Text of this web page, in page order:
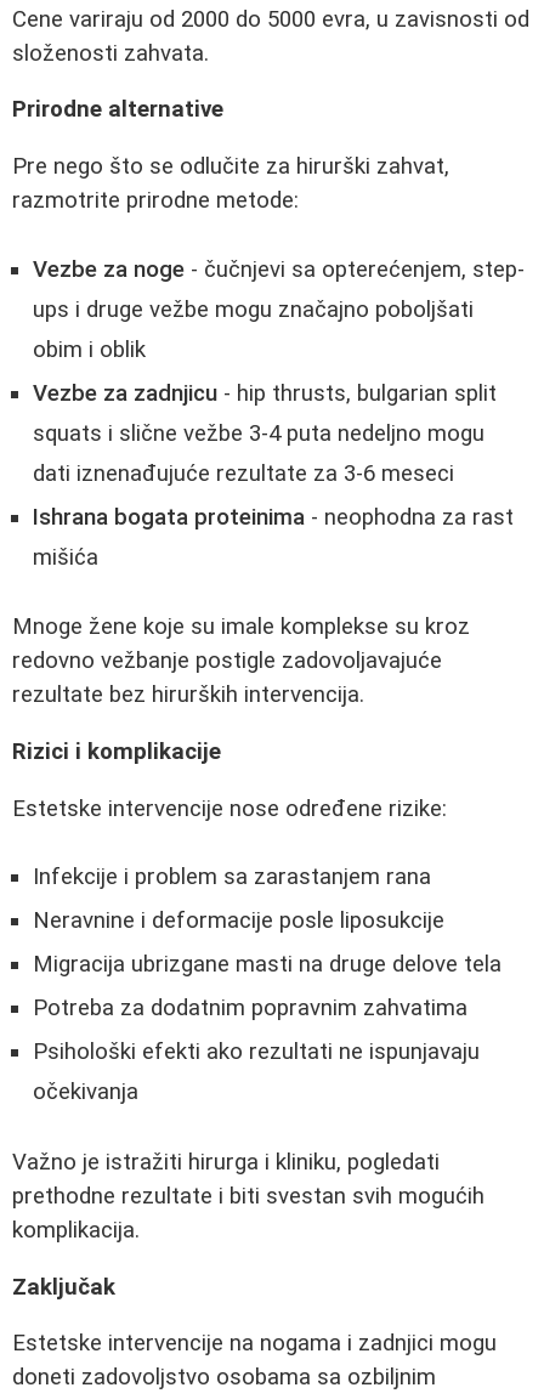
Cene variraju od 2000 do 5000 evra, u zavisnosti od
složenosti zahvata.
Prirodne alternative
Pre nego što se odlučite za hirurški zahvat,
razmotrite prirodne metode:
Vezbe za noge - čučnjevi sa opterećenjem, step-
ups i druge vežbe mogu značajno poboljšati
obim i oblik
Vezbe za zadnjicu - hip thrusts, bulgarian split
squats i slične vežbe 3-4 puta nedeljno mogu
dati iznenađujuće rezultate za 3-6 meseci
Ishrana bogata proteinima - neophodna za rast
mišića
Mnoge žene koje su imale komplekse su kroz
redovno vežbanje postigle zadovoljavajuće
rezultate bez hirurških intervencija.
Rizici i komplikacije
Estetske intervencije nose određene rizike:
Infekcije i problem sa zarastanjem rana
Neravnine i deformacije posle liposukcije
Migracija ubrizgane masti na druge delove tela
Potreba za dodatnim popravnim zahvatima
Psihološki efekti ako rezultati ne ispunjavaju
očekivanja
Važno je istražiti hirurga i kliniku, pogledati
prethodne rezultate i biti svestan svih mogućih
komplikacija.
Zaključak
Estetske intervencije na nogama i zadnjici mogu
doneti zadovoljstvo osobama sa ozbiljnim